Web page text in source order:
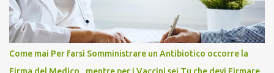
Come mai Per farsi Somministrare un Antibiotico occorre la